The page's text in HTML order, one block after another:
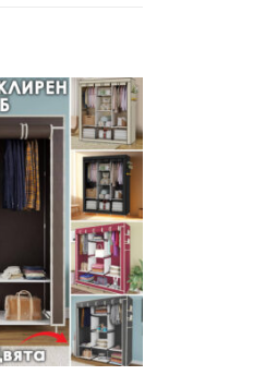
Добави
в
Любими